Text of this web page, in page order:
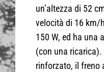
un’altezza di 52
velocità di 16 km/
150 W, ed ha una
(con una
rinforzato, il freno